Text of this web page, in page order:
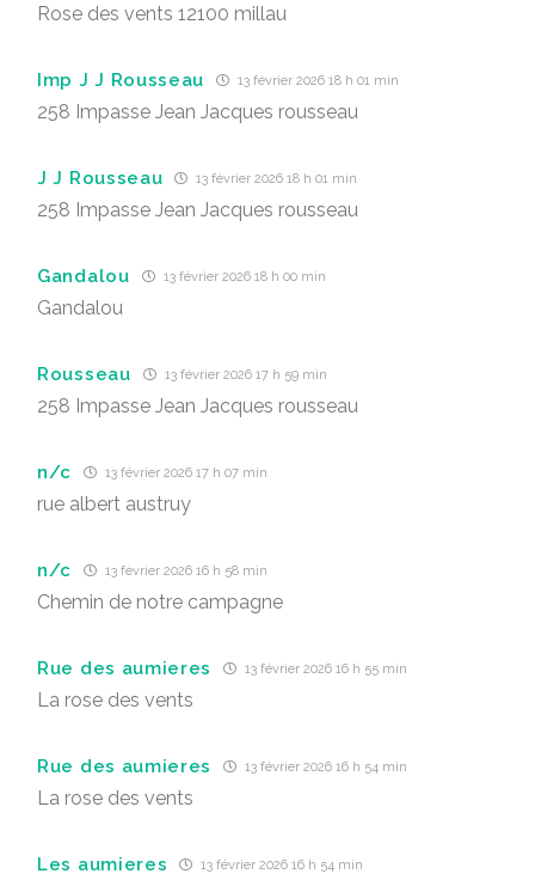
Rose des vents 12100 millau
Imp J J Rousseau 13 février 2026 18 h 01 min
258 Impasse Jean Jacques rousseau
J J Rousseau 13 février 2026 18 h 01 min
258 Impasse Jean Jacques rousseau
Gandalou 13 février 2026 18 h 00 min
Gandalou
Rousseau 13 février 2026 17 h 59 min
258 Impasse Jean Jacques rousseau
n/c 13 février 2026 17 h 07 min
rue albert austruy
n/c 13 février 2026 16 h 58 min
Chemin de notre campagne
Rue des aumieres 13 février 2026 16 h 55 min
La rose des vents
Rue des aumieres 13 février 2026 16 h 54 min
La rose des vents
Les aumieres 13 février 2026 16 h 54 min